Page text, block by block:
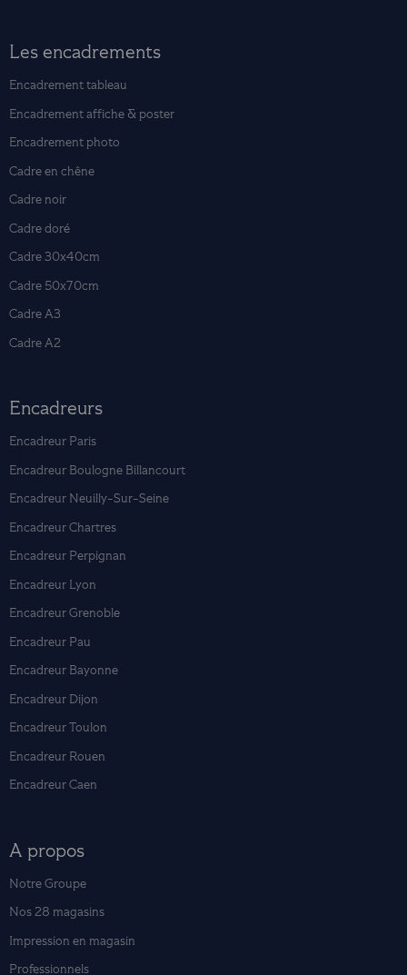
Les encadrements
Encadrement tableau
Encadrement affiche & poster
Encadrement photo
Cadre en chêne
Cadre noir
Cadre doré
Cadre 30x40cm
Cadre 50x70cm
Cadre A3
Cadre A2
Encadreurs
Encadreur Paris
Encadreur Boulogne Billancourt
Encadreur Neuilly-Sur-Seine
Encadreur Chartres
Encadreur Perpignan
Encadreur Lyon
Encadreur Grenoble
Encadreur Pau
Encadreur Bayonne
Encadreur Dijon
Encadreur Toulon
Encadreur Rouen
Encadreur Caen
A propos
Notre Groupe
Nos 28 magasins
Impression en magasin
Professionnels